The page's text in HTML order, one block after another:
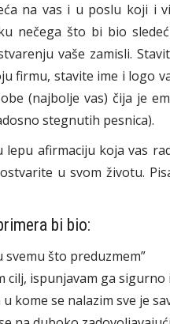
na vas i u poslu koji i
nečega što bi bio
vaše zamisli.
firmu, stavite ime i logo
(najbolje vas) čija je
stegnutih pesnica).
afirmaciju koja vas
u svom životu.
bi bio:
svemu što preduzmem”
cilj, ispunjavam ga sigurno
u kome se nalazim sve je